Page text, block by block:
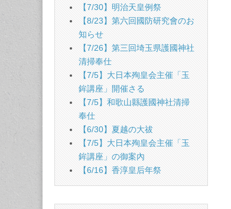
【7/30】明治天皇例祭
【8/23】第六回國防研究會のお
知らせ
【7/26】第三回埼玉県護國神社
清掃奉仕
【7/5】大日本殉皇会主催「玉
鉾講座」開催さる
【7/5】和歌山縣護國神社清掃
奉仕
【6/30】夏越の大祓
【7/5】大日本殉皇会主催「玉
鉾講座」の御案內
【6/16】香淳皇后年祭